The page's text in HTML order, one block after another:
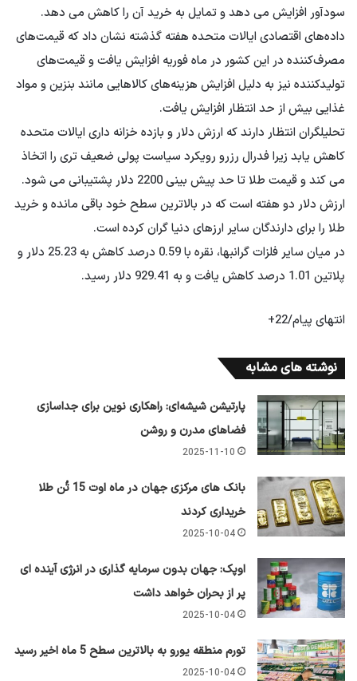
سودآور افزایش می دهد و تمایل به خرید آن را کاهش می دهد.
داده‌های اقتصادی ایالات متحده هفته گذشته نشان داد که قیمت‌های
مصرف‌کننده در این کشور در ماه فوریه افزایش یافت و قیمت‌های
تولیدکننده نیز به دلیل افزایش هزینه‌های کالاهایی مانند بنزین و مواد
غذایی بیش از حد انتظار افزایش یافت.
تحلیلگران انتظار دارند که ارزش دلار و بازده خزانه داری ایالات متحده
کاهش یابد زیرا فدرال رزرو رویکرد سیاست پولی ضعیف تری را اتخاذ
می کند و قیمت طلا تا حد پیش بینی 2200 دلار پشتیبانی می شود.
ارزش دلار دو هفته است که در بالاترین سطح خود باقی مانده و خرید
طلا را برای دارندگان سایر ارزهای دنیا گران کرده است.
در میان سایر فلزات گرانبها، نقره با 0.59 درصد کاهش به 25.23 دلار و
پلاتین 1.01 درصد کاهش یافت و به 929.41 دلار رسید.
انتهای پیام/22+
نوشته های مشابه
پارتیشن شیشه‌ای: راهکاری نوین برای جداسازی
فضاهای مدرن و روشن
2025-11-10
بانک های مرکزی جهان در ماه اوت 15 تُن طلا
خریداری کردند
2025-10-04
اوپک: جهان بدون سرمایه گذاری در انرژی آینده ای
پر از بحران خواهد داشت
2025-10-04
تورم منطقه یورو به بالاترین سطح 5 ماه اخیر رسید
2025-10-04